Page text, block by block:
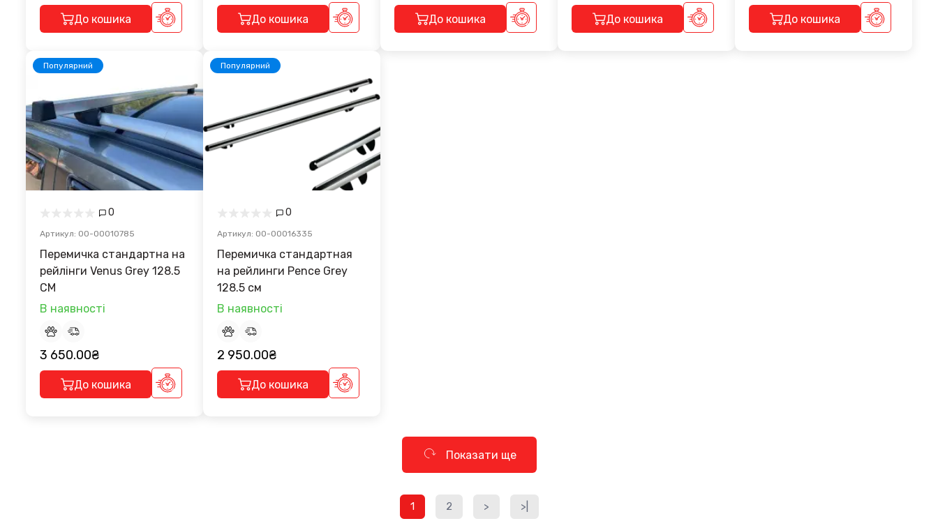
До кошика До кошика До кошика До кошика До кошика
Популярний
0
Артикул: 00-00010785
Перемичка стандартна на
рейлінги Venus Grey 128.5
CM
В наявності
3 650.00₴
До кошика
Популярний
0
Артикул: 00-00016335
Перемичка стандартная
на рейлинги Pence Grey
128.5 см
В наявності
2 950.00₴
До кошика
Показати ще
1 2 > >|